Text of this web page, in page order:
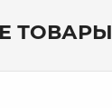
ТОВАРЫ